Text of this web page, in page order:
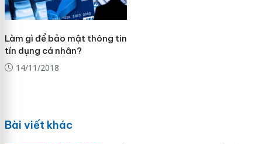
Làm gì để bảo mật thông tin
tín dụng cá nhân?
14/11/2018
Bài viết khác